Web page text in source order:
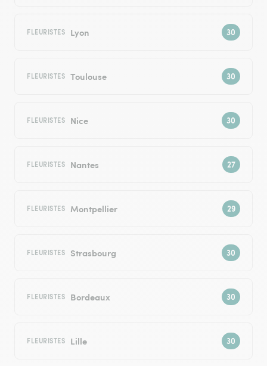
FLEURISTES Lyon
FLEURISTES Toulouse
FLEURISTES Nice
FLEURISTES Nantes
FLEURISTES Montpellier
FLEURISTES Strasbourg
FLEURISTES Bordeaux
FLEURISTES Lille